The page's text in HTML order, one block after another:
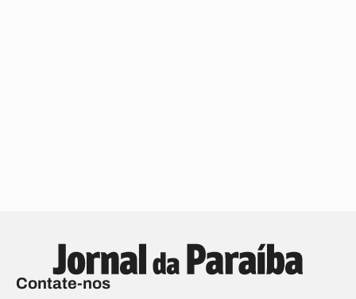
Contate-nos